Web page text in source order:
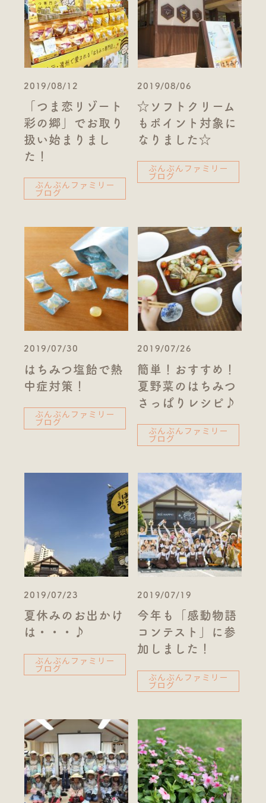
2019/08/12
「つま恋リゾート
彩の郷」でお取り
扱い始まりまし
た！
ぶんぶんファミリー
ブログ
2019/08/06
☆ソフトクリーム
もポイント対象に
なりました☆
ぶんぶんファミリー
ブログ
2019/07/30
はちみつ塩飴で熱
中症対策！
ぶんぶんファミリー
ブログ
2019/07/26
簡単！おすすめ！
夏野菜のはちみつ
さっぱりレシピ♪
ぶんぶんファミリー
ブログ
2019/07/23
夏休みのお出かけ
は・・・♪
ぶんぶんファミリー
ブログ
2019/07/19
今年も「感動物語
コンテスト」に参
加しました！
ぶんぶんファミリー
ブログ